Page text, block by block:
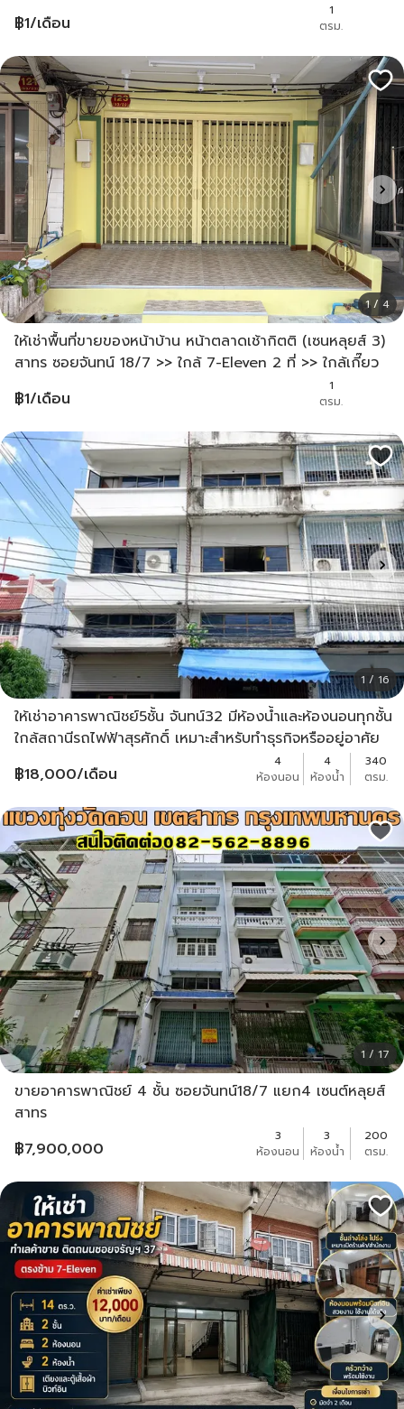
฿1/เดือน
1
ตรม.
1 / 4
ให้เช่าพื้นที่ขายของหน้าบ้าน หน้าตลาดเช้ากิตติ (เซนหลุยส์ 3)
สาทร ซอยจันทน์ 18/7 >> ใกล้ 7-Eleven 2 ที่ >> ใกล้เกี๊ยว
฿1/เดือน
1
ตรม.
1 / 16
ให้เช่าอาคารพาณิชย์5ชั้น จันทน์32 มีห้องน้ำและห้องนอนทุกชั้น
ใกล้สถานีรถไฟฟ้าสุรศักดิ์ เหมาะสำหรับทำธุรกิจหรืออยู่อาศัย
฿18,000/เดือน
4
ห้องนอน
4
ห้องน้ำ
340
ตรม.
1 / 17
ขายอาคารพาณิชย์ 4 ชั้น ซอยจันทน์18/7 แยก4 เซนต์หลุยส์
สาทร
฿7,900,000
3
ห้องนอน
3
ห้องน้ำ
200
ตรม.